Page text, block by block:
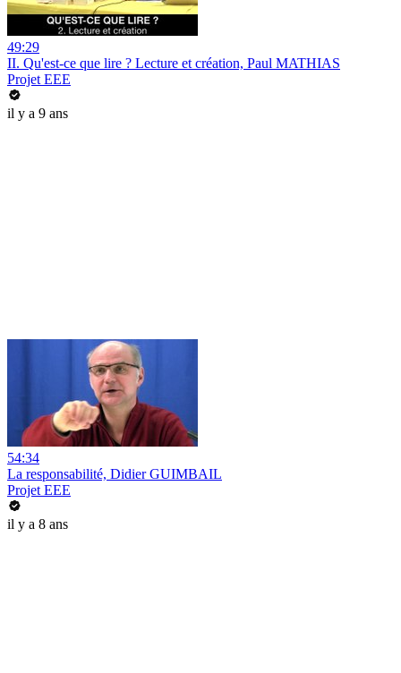
49:29
II. Qu'est-ce que lire ? Lecture et création, Paul MATHIAS
Projet EEE
il y a 9 ans
54:34
La responsabilité, Didier GUIMBAIL
Projet EEE
il y a 8 ans